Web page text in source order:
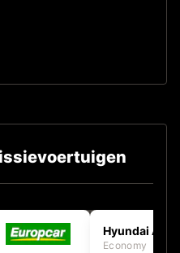
Hyundai
Economy